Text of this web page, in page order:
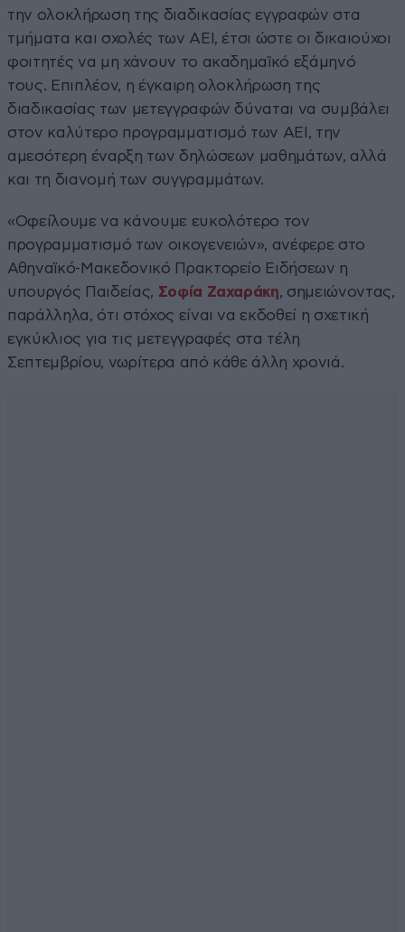
την ολοκλήρωση της διαδικασίας εγγραφών στα
τμήματα και σχολές των ΑΕΙ, έτσι ώστε οι δικαιούχοι
φοιτητές να μη χάνουν το ακαδημαϊκό εξάμηνό
τους. Επιπλέον, η έγκαιρη ολοκλήρωση της
διαδικασίας των μετεγγραφών δύναται να συμβάλει
στον καλύτερο προγραμματισμό των ΑΕΙ, την
αμεσότερη έναρξη των δηλώσεων μαθημάτων, αλλά
και τη διανομή των συγγραμμάτων.
«Οφείλουμε να κάνουμε ευκολότερο τον
προγραμματισμό των οικογενειών», ανέφερε στο
Αθηναϊκό-Μακεδονικό Πρακτορείο Ειδήσεων η
υπουργός Παιδείας, Σοφία Ζαχαράκη, σημειώνοντας,
παράλληλα, ότι στόχος είναι να εκδοθεί η σχετική
εγκύκλιος για τις μετεγγραφές στα τέλη
Σεπτεμβρίου, νωρίτερα από κάθε άλλη χρονιά.